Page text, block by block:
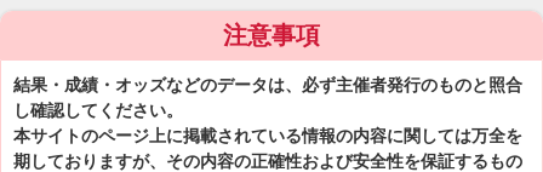
注意事項
結果・成績・オッズなどのデータは、必ず主催者発行のものと照合
し確認してください。
本サイトのページ上に掲載されている情報の内容に関しては万全を
期しておりますが、その内容の正確性および安全性を保証するもの